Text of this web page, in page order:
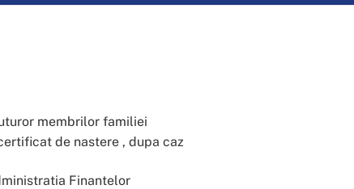
membrilor familiei
de nastere , dupa caz
Finantelor